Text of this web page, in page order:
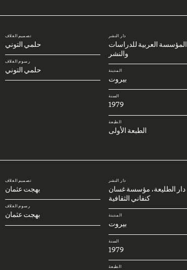
دار النشر
المؤسسة العربية للدراسات
والنشر
المدينة
بيروت
السنة
1979
الطبعة
الطبعة الأولى
تصميم الغلاف
حلمي التوني
رسوم الغلاف
حلمي التوني
دار النشر
دار الطليعة، مؤسسة غسان
كنفاني الثقافية
المدينة
بيروت
السنة
1979
الطبعة
تصميم الغلاف
بهجت عثمان
رسوم الغلاف
بهجت عثمان